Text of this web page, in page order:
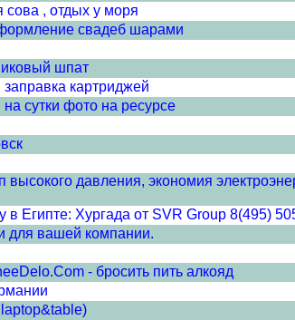
сова , отдых у моря
свадеб шарами
шпат
картриджей
сутки фото на ресурсе
давления, экономия
в Египте: Хургада от SVR Group 8(495)
для вашей компании.
- бросить пить алкояд